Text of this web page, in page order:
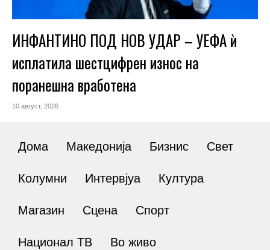
ИНФАНТИНО ПОД НОВ УДАР – УЕФА ѝ
исплатила шестцифрен износ на
поранешна вработена
10 август, 2026
Дома Македонија Бизнис Свет
Колумни Интервјуа Култура
Магазин Сцена Спорт
Национал ТВ Во живо